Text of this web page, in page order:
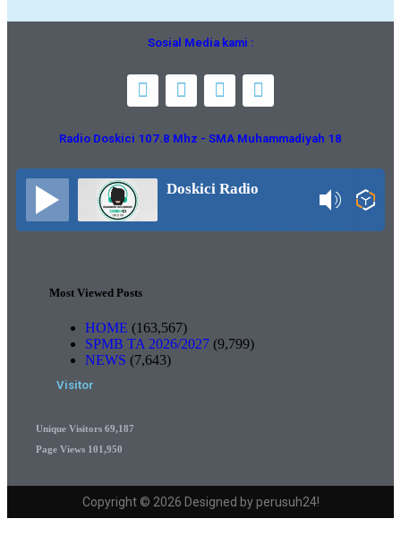
Sosial Media kami :
Radio Doskici 107.8 Mhz - SMA Muhammadiyah 18
Doskici Radio
Most Viewed Posts
HOME (163,567)
SPMB TA 2026/2027 (9,799)
NEWS (7,643)
Visitor
Unique Visitors 69,187
Page Views 101,950
Copyright © 2026 Designed by perusuh24!